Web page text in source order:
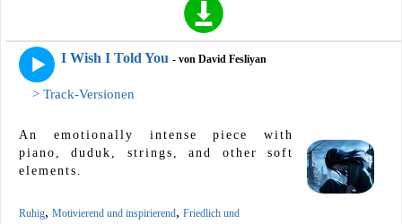
I Wish I Told You - von David Fesliyan
> Track-Versionen
An emotionally intense piece with
piano, duduk, strings, and other soft
elements.
Ruhig, Motivierend und inspirierend, Friedlich und